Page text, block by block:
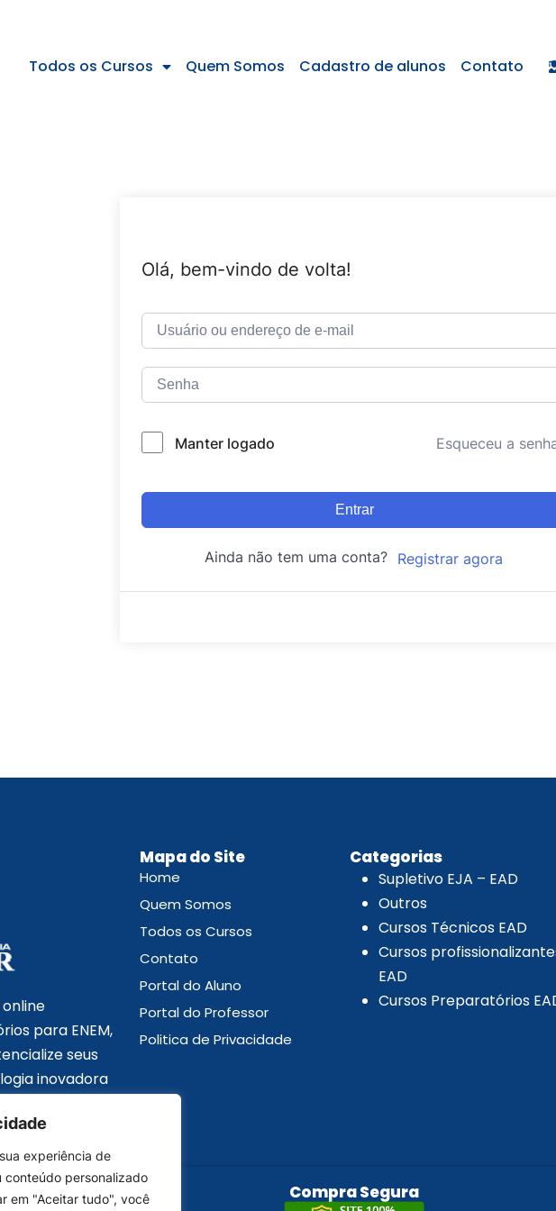
experiência de
conteúdo personalizado
em "Aceitar tudo", você
Todos os Cursos Quem Somos Cadastro de alunos Contato
Olá, bem-vindo de volta!
Manter logado Esqueceu a
Entrar
Ainda não tem uma conta? Registrar agora
para ENEM,
seus
inovadora
Mapa do Site
Home
Quem Somos
Todos os Cursos
Contato
Portal do Aluno
Portal do Professor
Politica de Privacidade
Categorias
.
Supletivo EJA – EAD
Outros
Cursos Técnicos EAD
Cursos
EAD
Cursos Preparatórios
Compra Segura